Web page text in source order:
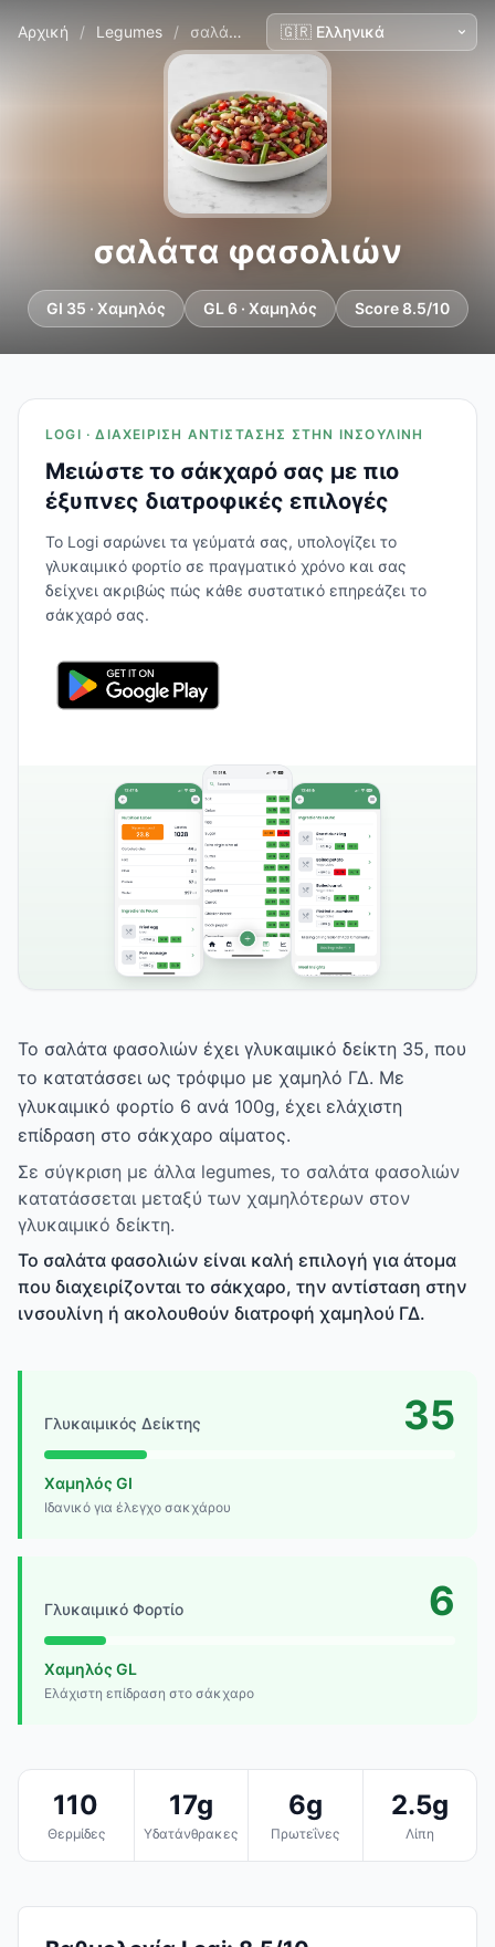
Αρχική / Legumes / σαλάτα φασολιών
σαλάτα φασολιών
GI 35 · Χαμηλός GL 6 · Χαμηλός Score 8.5/10
LOGI · ΔΙΑΧΕΊΡΙΣΗ ΑΝΤΊΣΤΑΣΗΣ ΣΤΗΝ ΙΝΣΟΥΛΊΝΗ
Μειώστε το σάκχαρό σας με πιο
έξυπνες διατροφικές επιλογές
Το Logi σαρώνει τα γεύματά σας, υπολογίζει το
γλυκαιμικό φορτίο σε πραγματικό χρόνο και σας
δείχνει ακριβώς πώς κάθε συστατικό επηρεάζει το
σάκχαρό σας.
Το σαλάτα φασολιών έχει γλυκαιμικό δείκτη 35, που
το κατατάσσει ως τρόφιμο με χαμηλό ΓΔ. Με
γλυκαιμικό φορτίο 6 ανά 100g, έχει ελάχιστη
επίδραση στο σάκχαρο αίματος.
Σε σύγκριση με άλλα legumes, το σαλάτα φασολιών
κατατάσσεται μεταξύ των χαμηλότερων στον
γλυκαιμικό δείκτη.
Το σαλάτα φασολιών είναι καλή επιλογή για άτομα
που διαχειρίζονται το σάκχαρο, την αντίσταση στην
ινσουλίνη ή ακολουθούν διατροφή χαμηλού ΓΔ.
Γλυκαιμικός Δείκτης 35
Χαμηλός GI
Ιδανικό για έλεγχο σακχάρου
Γλυκαιμικό Φορτίο 6
Χαμηλός GL
Ελάχιστη επίδραση στο σάκχαρο
110
Θερμίδες
17g
Υδατάνθρακες
6g
Πρωτεΐνες
2.5g
Λίπη